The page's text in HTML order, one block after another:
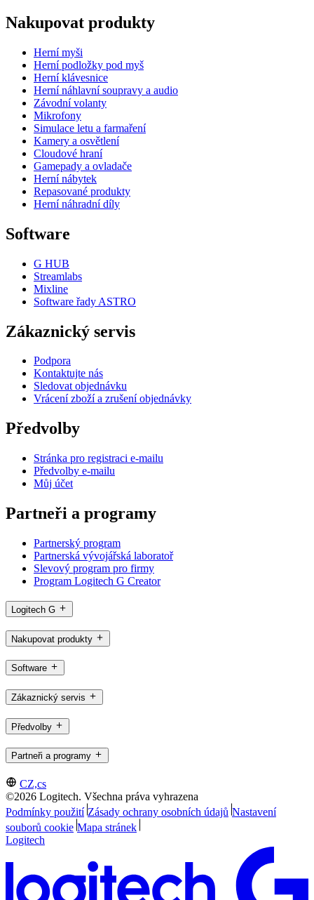
Nakupovat produkty
Herní myši
Herní podložky pod myš
Herní klávesnice
Herní náhlavní soupravy a audio
Závodní volanty
Mikrofony
Simulace letu a farmaření
Kamery a osvětlení
Cloudové hraní
Gamepady a ovladače
Herní nábytek
Repasované produkty
Herní náhradní díly
Software
G HUB
Streamlabs
Mixline
Software řady ASTRO
Zákaznický servis
Podpora
Kontaktujte nás
Sledovat objednávku
Vrácení zboží a zrušení objednávky
Předvolby
Stránka pro registraci e-mailu
Předvolby e-mailu
Můj účet
Partneři a programy
Partnerský program
Partnerská vývojářská laboratoř
Slevový program pro firmy
Program Logitech G Creator
Logitech G
Nakupovat produkty
Software
Zákaznický servis
Předvolby
Partneři a programy
CZ,cs
©2026 Logitech. Všechna práva vyhrazena
Podmínky použití Zásady ochrany osobních údajů Nastavení
souborů cookie Mapa stránek
Logitech